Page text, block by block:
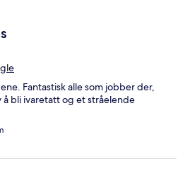
Fantastisk alle som jobber der,
å bli ivaretatt og et stråelende